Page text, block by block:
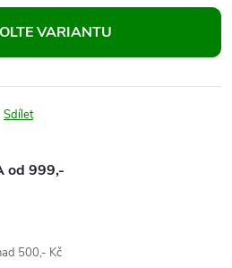
VARIANTU
Sdílet
od 999,-
500,- Kč